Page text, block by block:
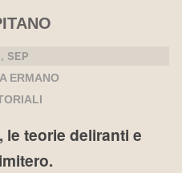
SEP
ERMANO
teorie deliranti e